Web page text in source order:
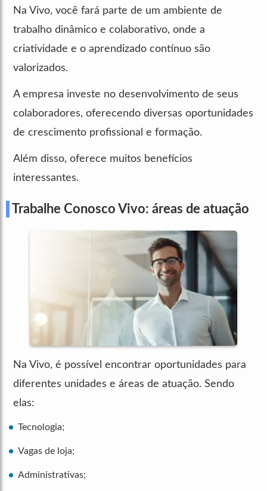
Na Vivo, você fará parte de um ambiente de
trabalho dinâmico e colaborativo, onde a
criatividade e o aprendizado contínuo são
valorizados.
A empresa investe no desenvolvimento de seus
colaboradores, oferecendo diversas oportunidades
de crescimento profissional e formação.
Além disso, oferece muitos benefícios
interessantes.
Trabalhe Conosco Vivo: áreas de atuação
Na Vivo, é possível encontrar oportunidades para
diferentes unidades e áreas de atuação. Sendo
elas:
Tecnologia;
Vagas de loja;
Administrativas;